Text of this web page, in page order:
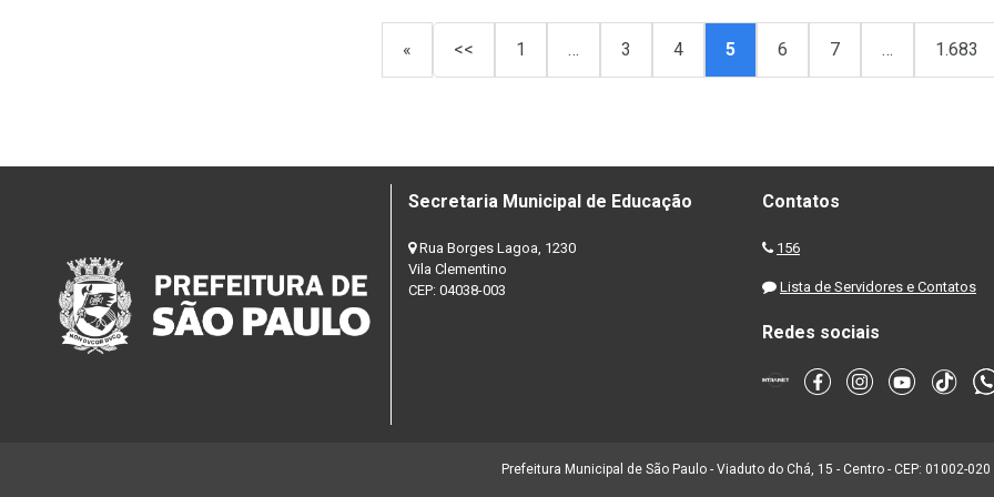
« << 1 … 3 4 5 6 7 … 1.683
Secretaria Municipal de Educação
Rua Borges Lagoa, 1230
Vila Clementino
CEP: 04038-003
Contatos
156
Lista de Servidores e Contatos
Redes sociais
Prefeitura Municipal de São Paulo - Viaduto do Chá, 15 - Centro - CEP: 01002-020